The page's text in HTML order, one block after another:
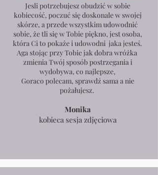
Jesli potrzebujesz obudzić w sobie
kobiecość, poczuć się doskonale w swojej
skórze, a przede wszystkim udowodnić
sobie, że tli się w Tobie piękno, jest osoba,
która Ci to pokaże i udowodni jaka jesteś.
Aga stojąc przy Tobie jak dobra wróżka
zmienia Twój sposób postrzegania i
wydobywa, co najlepsze,
Goraco polecam, sprawdź sama a nie
pożałujesz.
Monika
kobieca sesja zdjęciowa